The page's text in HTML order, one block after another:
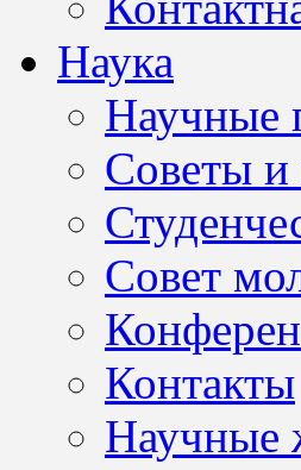
Наука
Научные
Советы и
Совет
Контакты